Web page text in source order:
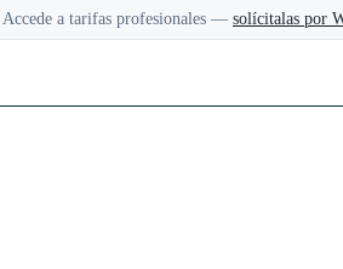
Accede a tarifas profesionales — solícitalas por